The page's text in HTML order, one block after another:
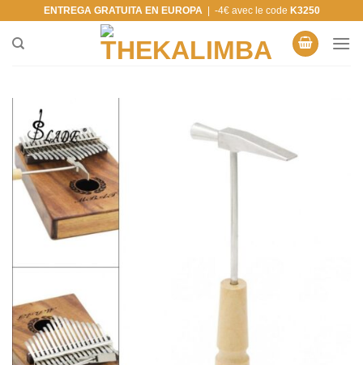
contenido
ENTREGA GRATUITA EN EUROPA | -4€ avec le code K3250